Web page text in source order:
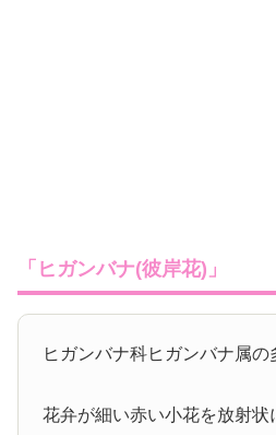
「ヒガンバナ(彼岸花)」
ヒガンバナ科ヒガンバナ属の
花弁が細い赤い小花を放射状